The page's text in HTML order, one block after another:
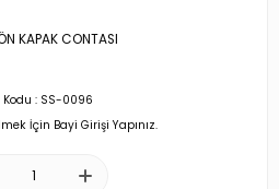
KAPAK CONTASI
Kodu : SS-0096
İçin Bayi Girişi Yapınız.